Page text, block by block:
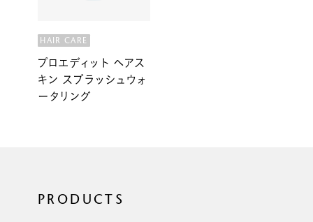
HAIR CARE
プロエディット ヘアス
キン スプラッシュウォ
ータリング
PRODUCTS